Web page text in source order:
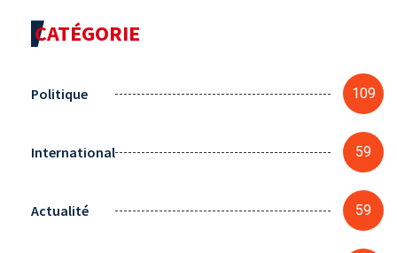
CATÉGORIE
Politique 109
International 59
Actualité 59